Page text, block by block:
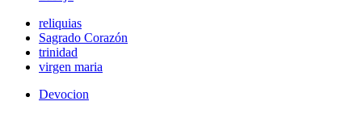
reliquias
Sagrado Corazón
trinidad
virgen maria
Devocion